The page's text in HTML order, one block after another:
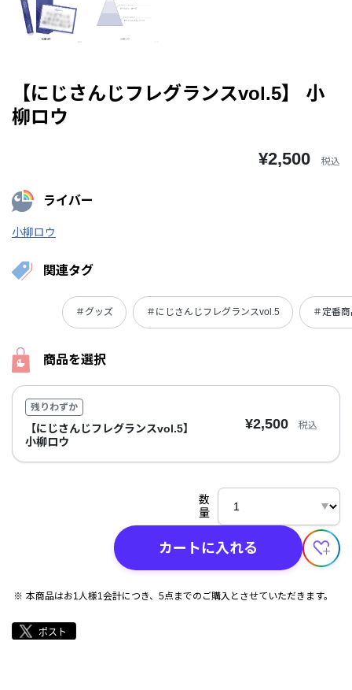
【にじさんじフレグランスvol.5】 小
柳ロウ
¥2,500 税込
ライバー
小柳ロウ
関連タグ
＃グッズ ＃にじさんじフレグランスvol.5 ＃定番
商品を選択
残りわずか
【にじさんじフレグランスvol.5】
小柳ロウ
¥2,500 税込
数
量
カートに入れる
本商品はお1人様1会計につき、5点までのご購入とさせていただきます。